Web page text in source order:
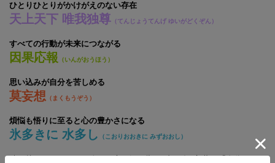
ひとりひとりがかけがえのない存在
天上天下 唯我独尊 （てんじょうてんげ ゆいがどくぞん）
すべての行動が未来につながる
因果応報 （いんがおうほう）
思い込みが自分を苦しめる
莫妄想 （まくもうぞう）
煩悩も悟りに至ると心の豊かさになる
氷多きに 水多し （こおりおおきに みずおおし）